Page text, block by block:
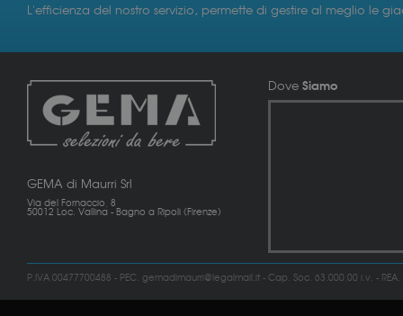
L'efficienza del nostro servizio, permette di gestire al meglio le
GEMA di Maurri Srl
Via del Fornaccio, 8
50012 Loc. Vallina - Bagno a Ripoli (Firenze)
Dove Siamo
P.IVA 00477700488 - PEC. gemadimaurri@legalmail.it - Cap. Soc. 63.000,00 i.v. -